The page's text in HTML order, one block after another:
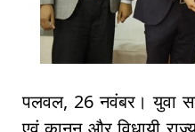
पलवल, 26 नवंबर। युवा